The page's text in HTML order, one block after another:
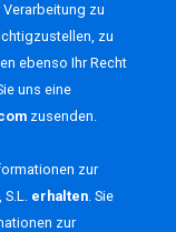
zu
zu
ebenso Ihr Recht
uns eine
zusenden.
zur
S.L. erhalten. Sie
zur